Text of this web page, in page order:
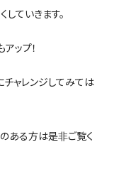
ていきます。
ップ！
ャレンジしてみては
ある方は是非ご覧く